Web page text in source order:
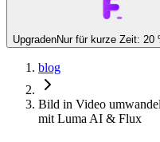
UpgradenNur für kurze Zeit: 20
blog
Bild in Video
mit Luma AI & Flux